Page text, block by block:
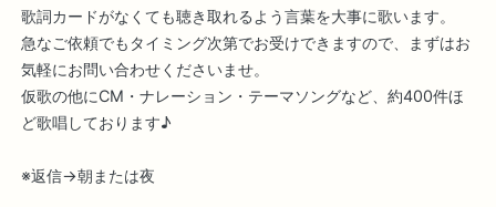
歌詞カードがなくても聴き取れるよう言葉を大事に歌います。
急なご依頼でもタイミング次第でお受けできますので、まずはお
気軽にお問い合わせくださいませ。
仮歌の他にCM・ナレーション・テーマソングなど、約400件ほ
ど歌唱しております♪
※返信→朝または夜